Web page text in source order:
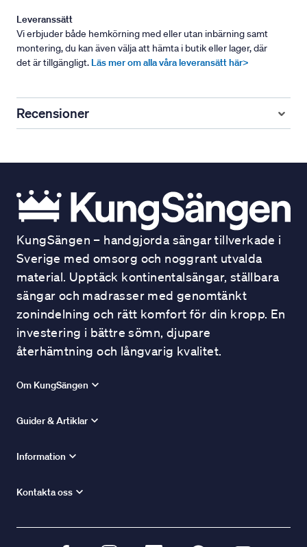
Leveranssätt
Vi erbjuder både hemkörning med eller utan inbärning samt
montering, du kan även välja att hämta i butik eller lager, där
det är tillgängligt. Läs mer om alla våra leveransätt här>
Recensioner
KungSängen – handgjorda sängar tillverkade i
Sverige med omsorg och noggrant utvalda
material. Upptäck kontinentalsängar, ställbara
sängar och madrasser med genomtänkt
zonindelning och rätt komfort för din kropp. En
investering i bättre sömn, djupare
återhämtning och långvarig kvalitet.
Om KungSängen
Guider & Artiklar
Information
Kontakta oss